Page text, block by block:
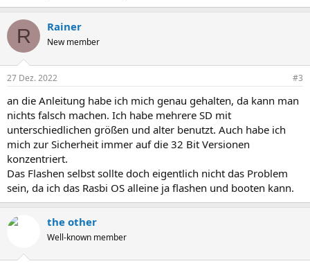
R Rainer
New member
27 Dez. 2022 #3
an die Anleitung habe ich mich genau gehalten, da kann man
nichts falsch machen. Ich habe mehrere SD mit
unterschiedlichen größen und alter benutzt. Auch habe ich
mich zur Sicherheit immer auf die 32 Bit Versionen
konzentriert.
Das Flashen selbst sollte doch eigentlich nicht das Problem
sein, da ich das Rasbi OS alleine ja flashen und booten kann.
the other
Well-known member